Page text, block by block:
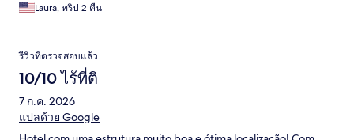
Laura, ทริป 2 คืน
รีวิวที่ตรวจสอบแล้ว
10/10 ไร้ที่ติ
7 ก.ค. 2026
แปลด้วย Google